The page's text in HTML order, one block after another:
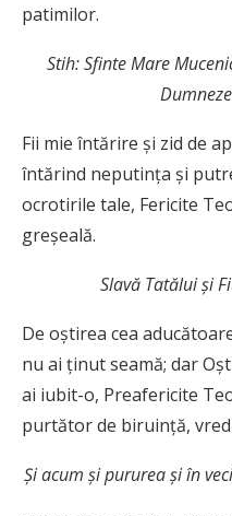
patimilor.
Stih: Sfinte Mare
Fii mie întărire şi zid de
întărind neputinţa şi
ocrotirile tale, Fericite
greşeală.
Slavă Tatălui şi
De oştirea cea
nu ai ţinut seamă; dar
ai iubit-o, Preafericite
purtător de biruinţă,
Şi acum şi pururea şi în